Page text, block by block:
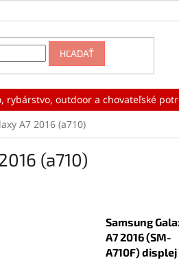
HĽADAŤ
rybárstvo, outdoor a chovateľské
A7 2016 (a710)
(a710)
Samsung
A7 2016 (SM-
A710F) displej